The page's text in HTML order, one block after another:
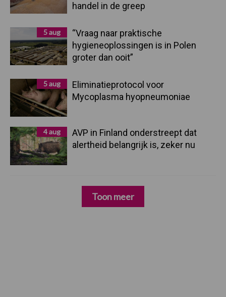
handel in de greep
5 aug
“Vraag naar praktische
hygieneoplossingen is in Polen
groter dan ooit”
5 aug
Eliminatieprotocol voor
Mycoplasma hyopneumoniae
4 aug
AVP in Finland onderstreept dat
alertheid belangrijk is, zeker nu
Toon meer